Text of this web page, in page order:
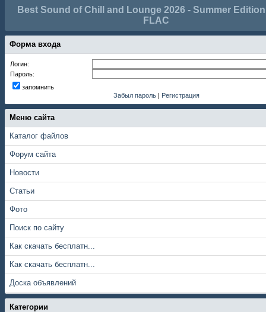
Best Sound of Chill and Lounge 2026 - Summer
FLAC
Форма входа
Логин:
Пароль:
запомнить
Забыл пароль | Регистрация
Меню сайта
Каталог файлов
Форум сайта
Новости
Статьи
Фото
Поиск по сайту
Как скачать бесплатн...
Как скачать бесплатн...
Доска объявлений
Категории